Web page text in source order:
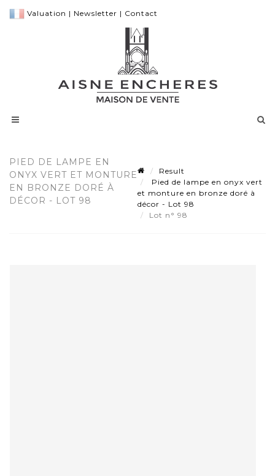
Valuation | Newsletter | Contact
PIED DE LAMPE EN
ONYX VERT ET MONTURE
EN BRONZE DORÉ À
DÉCOR - LOT 98
Result
Pied de lampe en onyx vert
et monture en bronze doré à
décor - Lot 98
Lot n° 98